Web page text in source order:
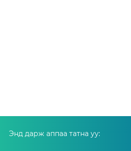
Энд дарж аппаа татна уу: